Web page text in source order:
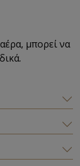
μπορεί να